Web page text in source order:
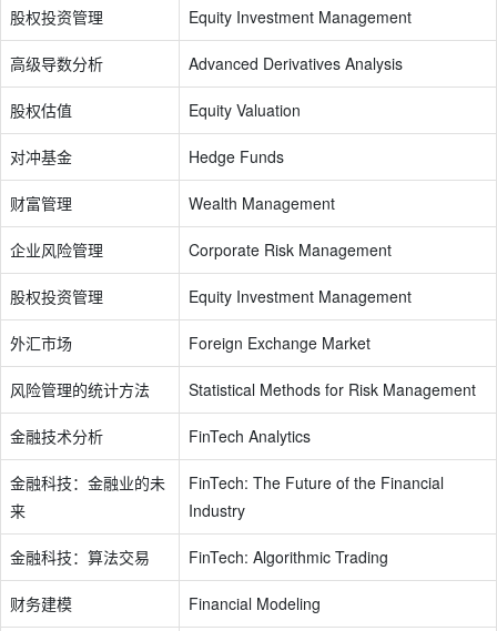
股权投资管理 Equity Investment Management
高级导数分析 Advanced Derivatives Analysis
股权估值 Equity Valuation
对冲基金 Hedge Funds
财富管理 Wealth Management
企业风险管理 Corporate Risk Management
股权投资管理 Equity Investment Management
外汇市场 Foreign Exchange Market
风险管理的统计方法 Statistical Methods for Risk Management
金融技术分析 FinTech Analytics
金融科技：金融业的未
来
FinTech: The Future of the Financial
Industry
金融科技：算法交易 FinTech: Algorithmic Trading
财务建模 Financial Modeling